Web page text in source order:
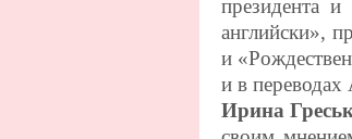
президента и
английски»,
и
и в
Ирина